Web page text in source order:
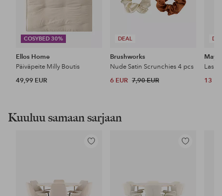
COSYBED 30%
Ellos Home
Päiväpeite Milly Boutis
49,99 EUR
DEAL
Brushworks
Nude Satin Scrunchies 4 pcs
6 EUR 7,90 EUR 13
Kuuluu samaan sarjaan
Lisää
Lisää